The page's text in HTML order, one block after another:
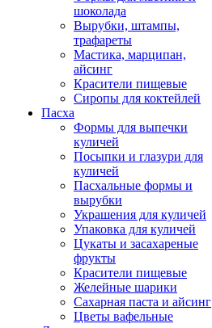
шоколада
Вырубки, штампы,
трафареты
Мастика, марципан,
айсинг
Красители пищевые
Сиропы для коктейлей
Пасха
Формы для выпечки
куличей
Посыпки и глазури для
куличей
Пасхальные формы и
вырубки
Украшения для куличей
Упаковка для куличей
Цукаты и засахареные
фрукты
Красители пищевые
Желейные шарики
Сахарная паста и айсинг
Цветы вафельные